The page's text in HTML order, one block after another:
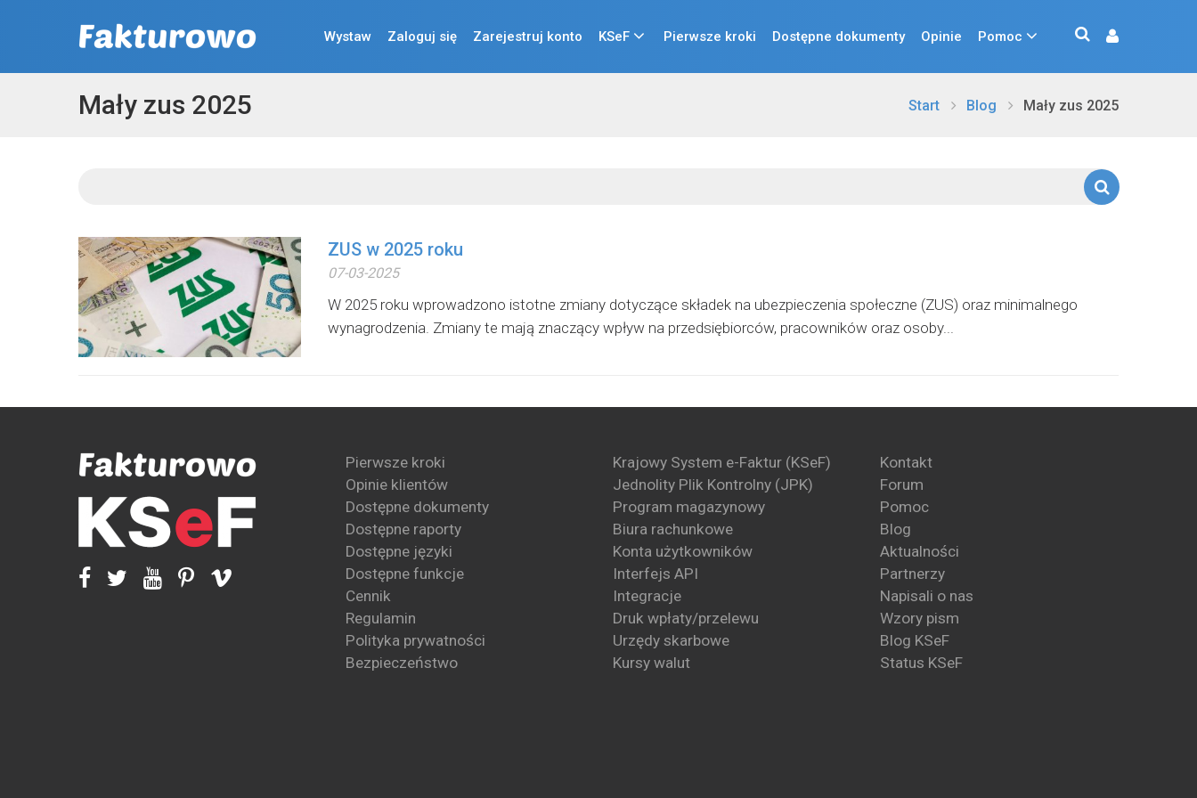
Wystaw Zaloguj się Zarejestruj konto KSeF Pierwsze kroki Dostępne dokumenty Opinie Pomoc
Mały zus 2025 Start Blog Mały zus 2025
ZUS w 2025 roku
07-03-2025
W 2025 roku wprowadzono istotne zmiany dotyczące składek na ubezpieczenia społeczne (ZUS) oraz minimalnego
wynagrodzenia. Zmiany te mają znaczący wpływ na przedsiębiorców, pracowników oraz osoby...
Pierwsze kroki
Opinie klientów
Dostępne dokumenty
Dostępne raporty
Dostępne języki
Dostępne funkcje
Cennik
Regulamin
Polityka prywatności
Bezpieczeństwo
Krajowy System e-Faktur (KSeF)
Jednolity Plik Kontrolny (JPK)
Program magazynowy
Biura rachunkowe
Konta użytkowników
Interfejs API
Integracje
Druk wpłaty/przelewu
Urzędy skarbowe
Kursy walut
Kontakt
Forum
Pomoc
Blog
Aktualności
Partnerzy
Napisali o nas
Wzory pism
Blog KSeF
Status KSeF